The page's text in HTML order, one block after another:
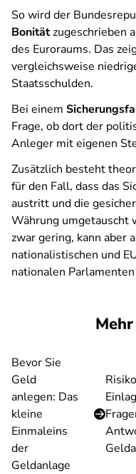
So wird der
Bonitätzugeschrieben
des Euroraums. Das
vergleichsweise
Staatsschulden.
Bei einem
Frage, ob dort der
Anleger mit eigenen
Zusätzlich besteht
für den Fall, dass das
austritt und die
Währung umgetauscht
zwar gering, kann aber
nationalistischen und
nationalen
Bevor Sie
Geld
anlegen: Das
kleine
Einmaleins
der
Geldanlage